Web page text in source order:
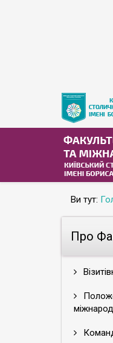
Ви тут:
Про